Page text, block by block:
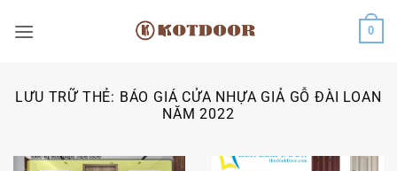
qua
0
LƯU TRỮ THẺ: BÁO GIÁ CỬA NHỰA GIẢ GỖ ĐÀI LOAN
NĂM 2022